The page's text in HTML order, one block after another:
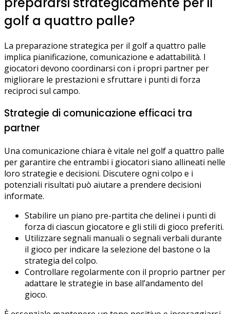
golf a quattro palle?
La preparazione strategica per il golf a quattro palle
implica pianificazione, comunicazione e adattabilità. I
giocatori devono coordinarsi con i propri partner per
migliorare le prestazioni e sfruttare i punti di forza
reciproci sul campo.
Strategie di comunicazione efficaci tra
partner
Una comunicazione chiara è vitale nel golf a quattro palle
per garantire che entrambi i giocatori siano allineati nelle
loro strategie e decisioni. Discutere ogni colpo e i
potenziali risultati può aiutare a prendere decisioni
informate.
Stabilire un piano pre-partita che delinei i punti di
forza di ciascun giocatore e gli stili di gioco preferiti.
Utilizzare segnali manuali o segnali verbali durante
il gioco per indicare la selezione del bastone o la
strategia del colpo.
Controllare regolarmente con il proprio partner per
adattare le strategie in base all’andamento del
gioco.